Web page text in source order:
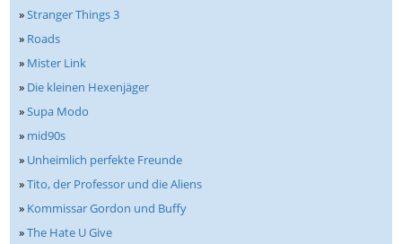
»Stranger Things 3
» Roads
» Mister Link
» Die kleinen Hexenjäger
»Supa Modo
» mid90s
» Unheimlich perfekte Freunde
»Tito, der Professor und die Aliens
» Kommissar Gordon und Buffy
»The Hate U Give